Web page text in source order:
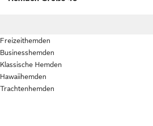
Freizeithemden
Businesshemden
Klassische Hemden
Hawaiihemden
Trachtenhemden